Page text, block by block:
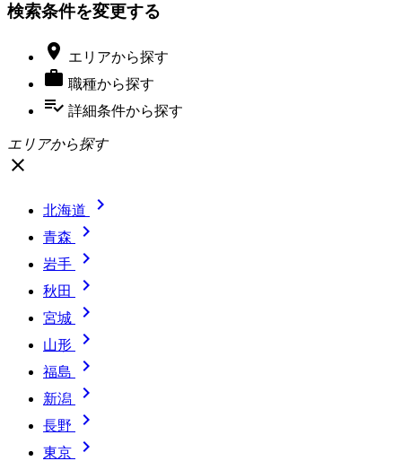
検索条件を変更する
 エリアから探す
 職種から探す
playlist_add_check 詳細条件から探す
エリアから探す
close
北海道 
青森 
岩手 
秋田 
宮城 
山形 
福島 
新潟 
長野 
東京 